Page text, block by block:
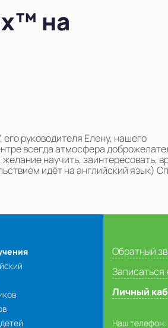
на
руководителя Елену, нашего
всегда атмосфера
научить, заинтересовать,
идёт на английский язык)
Обратный
Записаться
Личный
Наш телефон: